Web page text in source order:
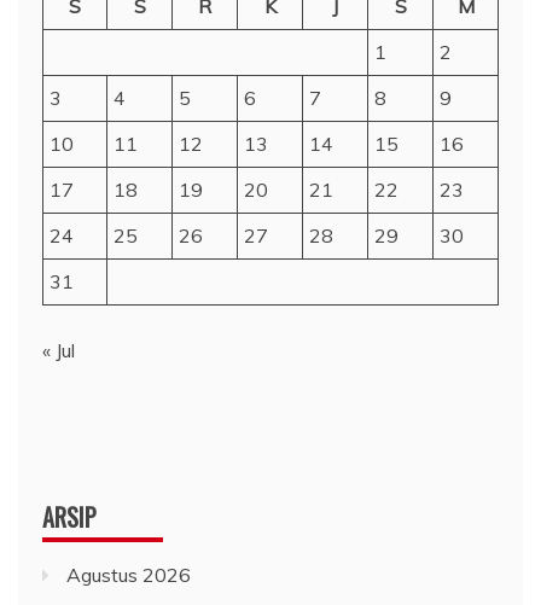
S
S R K J S
M
1
2
3
4 5 6 7 8
9
10
11 12 13 14 15
16
17
18 19 20 21 22
23
24
25 26 27 28 29
30
31
« Jul
ARSIP
Agustus 2026